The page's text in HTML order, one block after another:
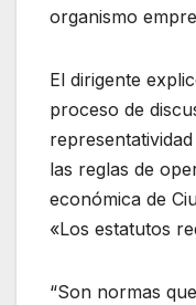
organismo
El dirigente
proceso de
las reglas de
económica de
«Los estatutos
“Son normas